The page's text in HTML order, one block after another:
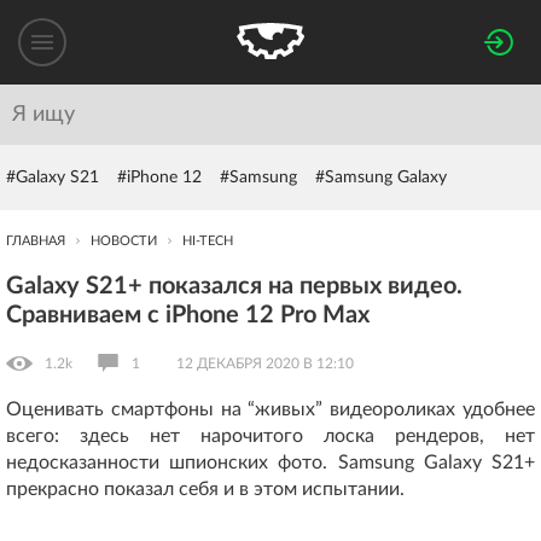
#Galaxy S21 #iPhone 12 #Samsung #Samsung Galaxy
ГЛАВНАЯ НОВОСТИ HI-TECH
Galaxy S21+ показался на первых видео.
Сравниваем с iPhone 12 Pro Max
1.2k 1 12 ДЕКАБРЯ 2020 В 12:10
Оценивать смартфоны на “живых” видеороликах удобнее
всего: здесь нет нарочитого лоска рендеров, нет
недосказанности шпионских фото. Samsung Galaxy S21+
прекрасно показал себя и в этом испытании.